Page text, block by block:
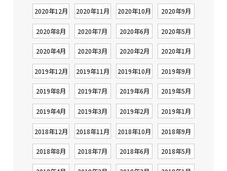
2020年12月 2020年11月 2020年10月 2020年9月
2020年8月 2020年7月 2020年6月 2020年5月
2020年4月 2020年3月 2020年2月 2020年1月
2019年12月 2019年11月 2019年10月 2019年9月
2019年8月 2019年7月 2019年6月 2019年5月
2019年4月 2019年3月 2019年2月 2019年1月
2018年12月 2018年11月 2018年10月 2018年9月
2018年8月 2018年7月 2018年6月 2018年5月